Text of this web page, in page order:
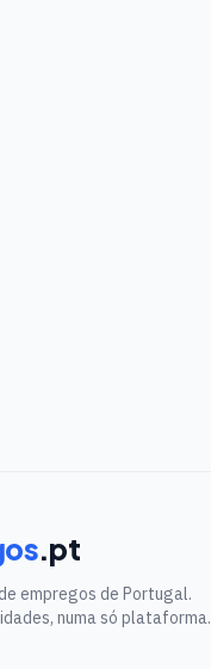
.pt
empregos de Portugal.
numa só plataforma.